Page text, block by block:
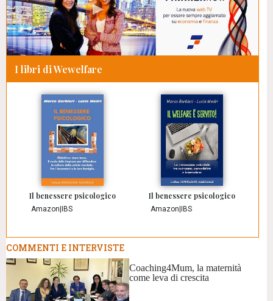
I libri di Wewelfare
Il benessere psicologico
Amazon IBS
Il benessere psicologico
Amazon IBS
COMMENTI E INTERVISTE
Coaching4Mum, la maternità
come leva di crescita